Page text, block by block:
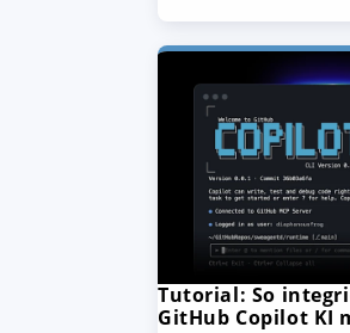
Tutorial: So
GitHub Copilot KI